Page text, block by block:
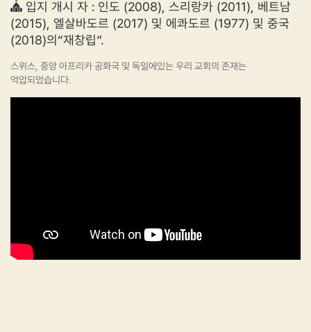
입지 개시 자 : 인도 (2008), 스리랑카 (2011), 베트남
(2015), 엘살바도르 (2017) 및 에콰도르 (1977) 및 중국
(2018)의“재창립”.
스위스, 중앙 아프리카 공화국 및 독일에있는 우리 교회의 존재는
억압되었습니다.